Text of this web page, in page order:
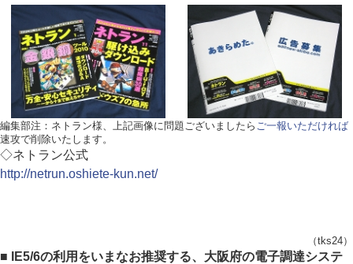
編集部注：ネトラン様、上記画像に問題ございましたら ご一報いただければ
速攻で削除いたします。
◇ネトラン公式
http://netrun.oshiete-kun.net/
（tks24）
■ IE5/6の利用をいまなお推奨する、大阪府の電子調達システ